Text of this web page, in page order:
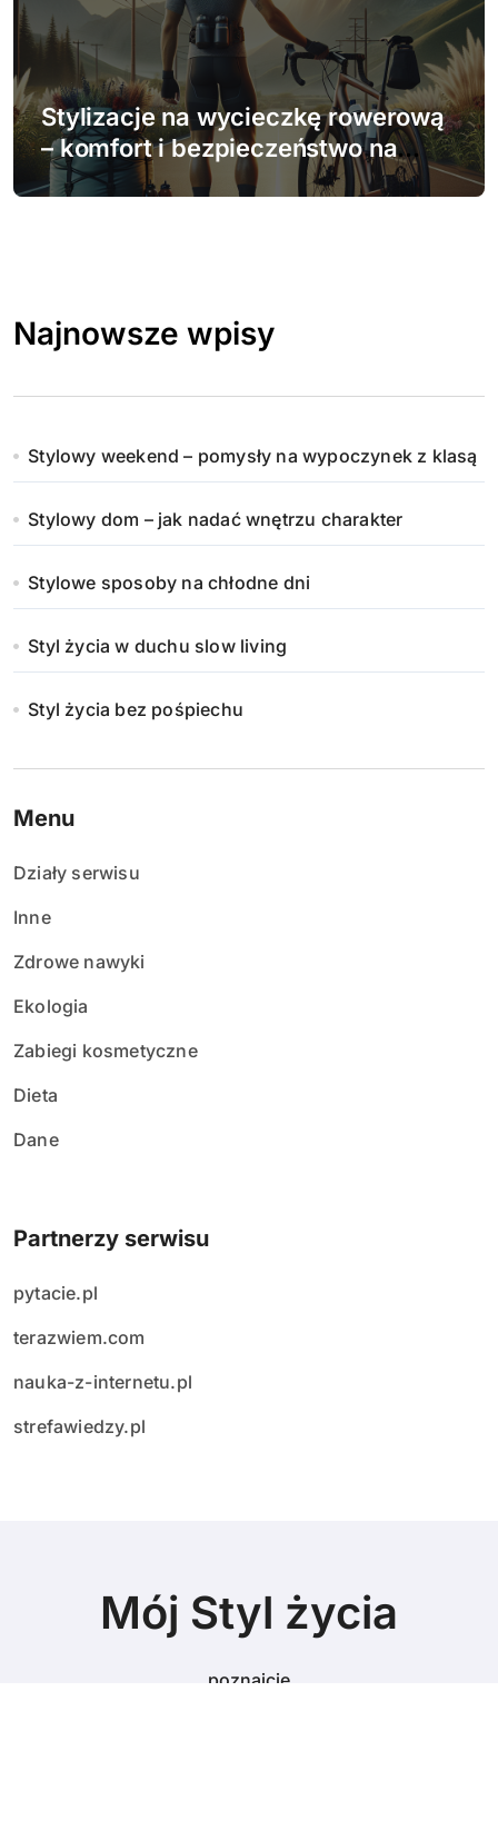
Stylizacje na wycieczkę rowerową
– komfort i bezpieczeństwo na
dwóch kółkach
Najnowsze wpisy
Stylowy weekend – pomysły na wypoczynek z klasą
Stylowy dom – jak nadać wnętrzu charakter
Stylowe sposoby na chłodne dni
Styl życia w duchu slow living
Styl życia bez pośpiechu
Menu
Działy serwisu
Inne
Zdrowe nawyki
Ekologia
Zabiegi kosmetyczne
Dieta
Dane
Partnerzy serwisu
pytacie.pl
terazwiem.com
nauka-z-internetu.pl
strefawiedzy.pl
Mój Styl życia
poznajcie